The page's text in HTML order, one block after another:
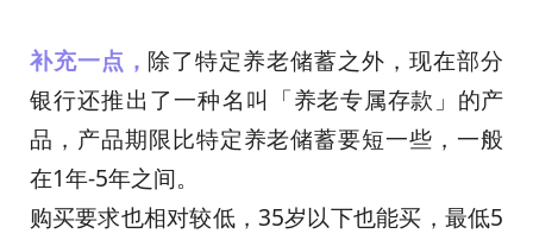
补充一点， 除了特定养老储蓄之外，现在部分
银行还推出了一种名叫 「养老专属存款」的产
品，产品期限比特定养老储蓄要短一些，一般
在1年-5年之间。
购买要求也相对较低，35岁以下也能买，最低5